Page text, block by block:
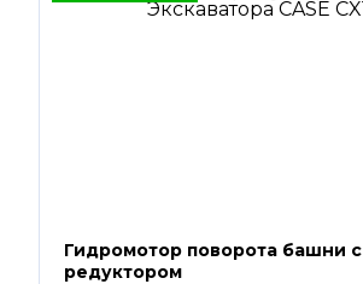
Гидромотор поворота башни с
редуктором